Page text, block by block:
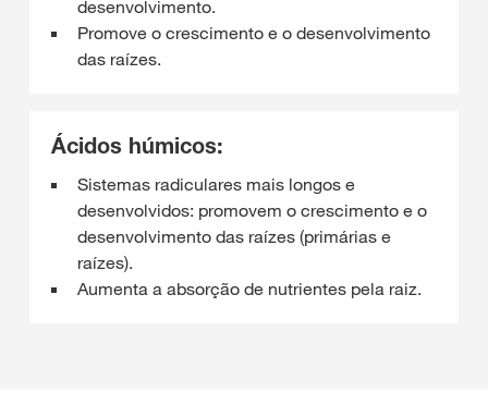
desenvolvimento.
Promove o crescimento e o desenvolvimento
das raízes.
Ácidos húmicos:
Sistemas radiculares mais longos e
desenvolvidos: promovem o crescimento e o
desenvolvimento das raízes (primárias e
raízes).
Aumenta a absorção de nutrientes pela raiz.